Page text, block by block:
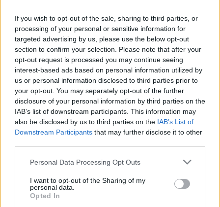
If you wish to opt-out of the sale, sharing to third parties, or
processing of your personal or sensitive information for
targeted advertising by us, please use the below opt-out
section to confirm your selection. Please note that after your
opt-out request is processed you may continue seeing
interest-based ads based on personal information utilized by
us or personal information disclosed to third parties prior to
your opt-out. You may separately opt-out of the further
disclosure of your personal information by third parties on the
IAB’s list of downstream participants. This information may
also be disclosed by us to third parties on the IAB’s List of
Downstream Participants that may further disclose it to other
Please note that this website/app uses one or more Google
not limited to your visit or usage behaviour. You may click to
grant or deny consent to Google and its third-party tags to
use your data for below specified purposes in below Google
Personal Data Processing Opt Outs
I want to opt-out of the Sharing of my
personal data.
Opted In
Μητσοτάκης για F-35: Να λαμβάνονται υπόψη
οι ευαισθησίες όλων των συμμάχων του ΝΑΤΟ
Για τη Σύνοδο του ΝΑΤΟ
Ο πρωθυπουργός αναφέρθηκε επίσης στη
διοργάνωση της Συνόδου Κορυφής του ΝΑΤΟ
στην Άγκυρα, εκφράζονταςθετικά σχόλια για τη
φιλοξενία της Τουρκίας και υπογραμμίζοντας τη
σημασία της ενίσχυσης των σχέσεων μεταξύ των
εξαιρετική σύνοδο κορυφής του ΝΑΤΟ. Εγώ
πάντα μένω πολύ ευχαριστημένος από την
τουρκική φιλοξενία» κατέληξε.